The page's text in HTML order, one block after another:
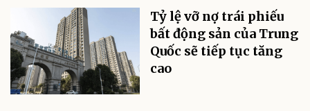
Tỷ lệ vỡ nợ trái phiếu
bất động sản của Trung
Quốc sẽ tiếp tục tăng
cao